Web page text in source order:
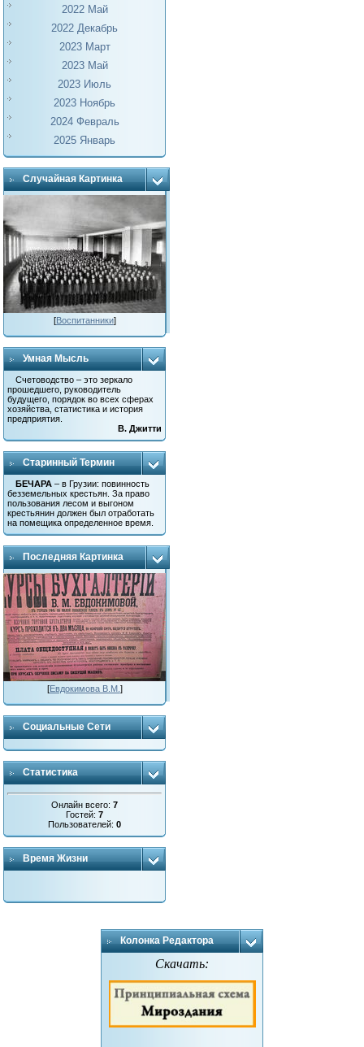
2022 Май
2022 Декабрь
2023 Март
2023 Май
2023 Июль
2023 Ноябрь
2024 Февраль
2025 Январь
Случайная Картинка
[Воспитанники]
Умная Мысль
Счетоводство – это зеркало
прошедшего, руководитель
будущего, порядок во всех сферах
хозяйства, статистика и история
предприятия.
В. Джитти
Старинный Термин
БЕЧАРА – в Грузии: повинность
безземельных крестьян. За право
пользования лесом и выгоном
крестьянин должен был отработать
на помещика определенное время.
Последняя Картинка
[Евдокимова В.М. ]
Социальные Сети
Статистика
Онлайн всего:7
Гостей:7
Пользователей:0
Время Жизни
Колонка Редактора
Скачать: